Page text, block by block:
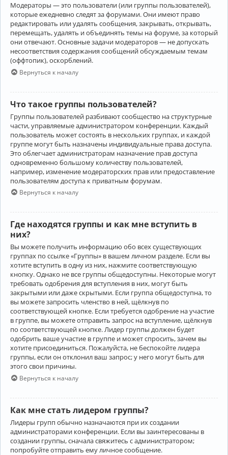
Модераторы — это пользователи (или группы пользователей),
которые ежедневно следят за форумами. Они имеют право
редактировать или удалять сообщения, закрывать, открывать,
перемещать, удалять и объединять темы на форуме, за который
они отвечают. Основные задачи модераторов — не допускать
несоответствия содержания сообщений обсуждаемым темам
(оффтопик), оскорблений.
Вернуться к началу
Что такое группы пользователей?
Группы пользователей разбивают сообщество на структурные
части, управляемые администратором конференции. Каждый
пользователь может состоять в нескольких группах, и каждой
группе могут быть назначены индивидуальные права доступа.
Это облегчает администраторам назначение прав доступа
одновременно большому количеству пользователей,
например, изменение модераторских прав или предоставление
пользователям доступа к приватным форумам.
Вернуться к началу
Где находятся группы и как мне вступить в
них?
Вы можете получить информацию обо всех существующих
группах по ссылке «Группы» в вашем личном разделе. Если вы
хотите вступить в одну из них, нажмите соответствующую
кнопку. Однако не все группы общедоступны. Некоторые могут
требовать одобрения для вступления в них, могут быть
закрытыми или даже скрытыми. Если группа общедоступна, то
вы можете запросить членство в ней, щёлкнув по
соответствующей кнопке. Если требуется одобрение на участие
в группе, вы можете отправить запрос на вступление, щёлкнув
по соответствующей кнопке. Лидер группы должен будет
одобрить ваше участие в группе и может спросить, зачем вы
хотите присоединиться. Пожалуйста, не беспокойте лидера
группы, если он отклонил ваш запрос; у него могут быть для
этого свои причины.
Вернуться к началу
Как мне стать лидером группы?
Лидеры групп обычно назначаются при их создании
администраторами конференции. Если вы заинтересованы в
создании группы, сначала свяжитесь с администратором;
попробуйте отправить ему личное сообщение.